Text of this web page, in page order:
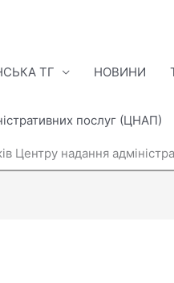
ТГ НОВИНИ
послуг (ЦНАП)
Центру надання